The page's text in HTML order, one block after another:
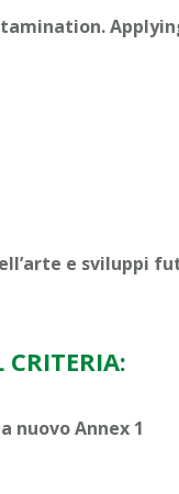
e sviluppi
nuovo Annex 1